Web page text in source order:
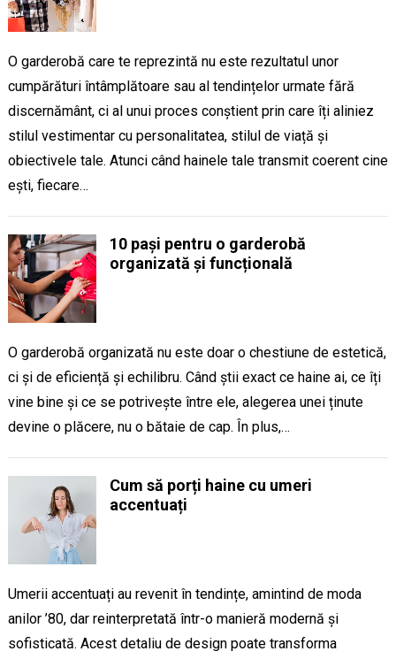
O garderobă care te reprezintă nu este rezultatul unor
cumpărături întâmplătoare sau al tendințelor urmate fără
discernământ, ci al unui proces conștient prin care îți aliniez
stilul vestimentar cu personalitatea, stilul de viață și
obiectivele tale. Atunci când hainele tale transmit coerent cine
ești, fiecare…
10 pași pentru o garderobă
organizată și funcțională
O garderobă organizată nu este doar o chestiune de estetică,
ci și de eficiență și echilibru. Când știi exact ce haine ai, ce îți
vine bine și ce se potrivește între ele, alegerea unei ținute
devine o plăcere, nu o bătaie de cap. În plus,…
Cum să porți haine cu umeri
accentuați
Umerii accentuați au revenit în tendințe, amintind de moda
anilor ’80, dar reinterpretată într-o manieră modernă și
sofisticată. Acest detaliu de design poate transforma